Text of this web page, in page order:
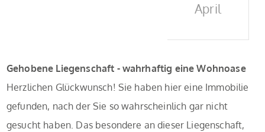
April
Gehobene Liegenschaft - wahrhaftig eine Wohnoase
Herzlichen Glückwunsch! Sie haben hier eine Immobilie
gefunden, nach der Sie so wahrscheinlich gar nicht
gesucht haben. Das besondere an dieser Liegenschaft,